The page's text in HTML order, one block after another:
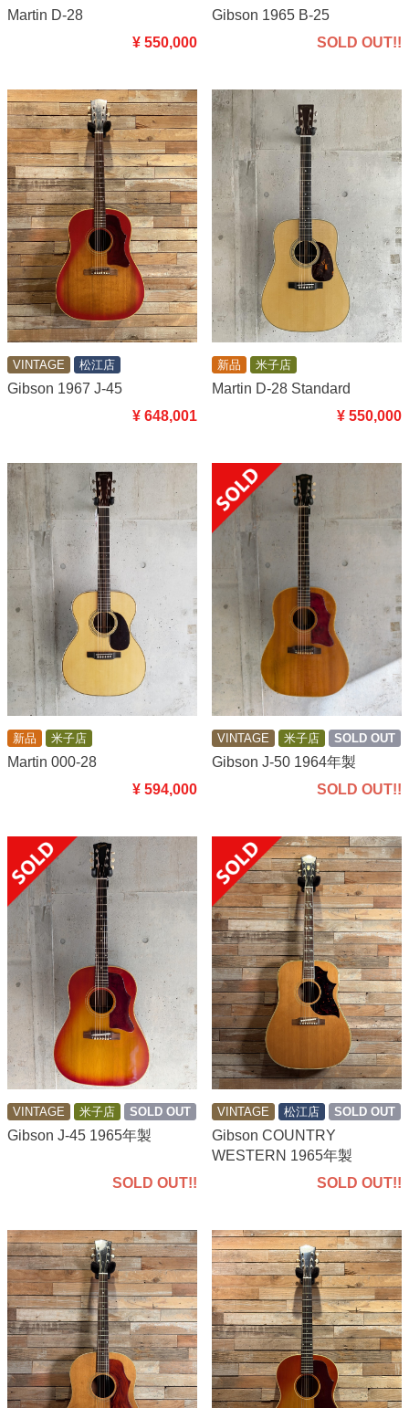
Martin D-28
¥ 550,000
Gibson 1965 B-25
SOLD OUT!!
VINTAGE 松江店
Gibson 1967 J-45
¥ 648,001
新品 米子店
Martin D-28 Standard
¥ 550,000
新品 米子店
Martin 000-28
¥ 594,000
VINTAGE 米子店 SOLD OUT
Gibson J-50 1964年製
SOLD OUT!!
VINTAGE 米子店 SOLD OUT
Gibson J-45 1965年製
SOLD OUT!!
VINTAGE 松江店 SOLD OUT
Gibson COUNTRY
WESTERN 1965年製
SOLD OUT!!